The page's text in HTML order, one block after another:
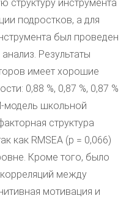
структуру инструмента
подростков, а для
был проведен
Результаты
имеет хорошие
0,88 %, 0,87 %, 0,87 %
модель школьной
структура
как RMSEA (p = 0,066)
Кроме того, было
между
мотивация и